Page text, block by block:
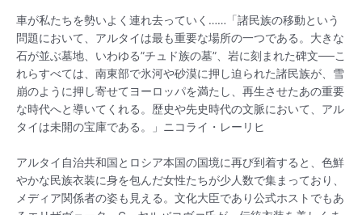
車が私たちを勢いよく連れ去っていく……「諸民族の移動という
問題において、アルタイは最も重要な場所の一つである。大きな
石が並ぶ墓地、いわゆる”チュド族の墓”、岩に刻まれた碑文──こ
れらすべては、南東部で氷河や砂漠に押し迫られた諸民族が、雪
崩のように押し寄せてヨーロッパを満たし、再生させたあの重要
な時代へと導いてくれる。歴史や先史時代の文脈において、アル
タイは未開の宝庫である。」ニコライ・レーリヒ
アルタイ自治共和国とロシア本国の国境に再び到着すると、色鮮
やかな民族衣装に身を包んだ女性たちが少人数で集まっており、
メディア関係者の姿も見える。文化大臣であり公式ホストでもあ